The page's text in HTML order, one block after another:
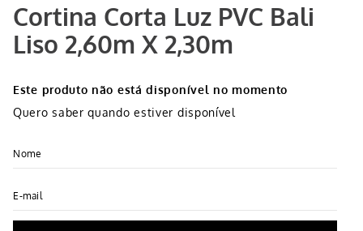
Cortina Corta Luz PVC Bali
Liso 2,60m X 2,30m
Este produto não está disponível no momento
Quero saber quando estiver disponível